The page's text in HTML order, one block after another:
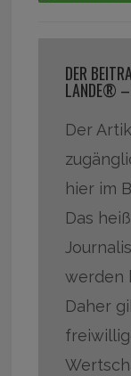
DER
LANDE® –
Der
hier im
Das
werden
Daher